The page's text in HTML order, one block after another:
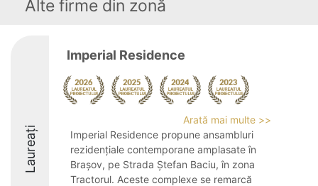
Alte firme din zonă
Laureați
Imperial Residence
Arată mai multe >>
Imperial Residence propune ansambluri
rezidențiale contemporane amplasate în
Brașov, pe Strada Ștefan Baciu, în zona
Tractorul. Aceste complexe se remarcă